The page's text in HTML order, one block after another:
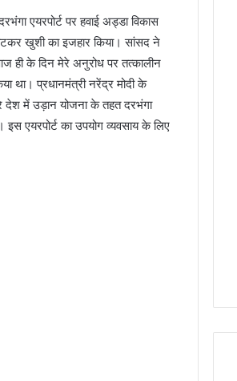
एयरपोर्ट पर हवाई अड्डा विकास
खुशी का इजहार किया। सांसद ने
ही के दिन मेरे अनुरोध पर तत्कालीन
था। प्रधानमंत्री नरेंद्र मोदी के
में उड़ान योजना के तहत दरभंगा
एयरपोर्ट का उपयोग व्यवसाय के लिए